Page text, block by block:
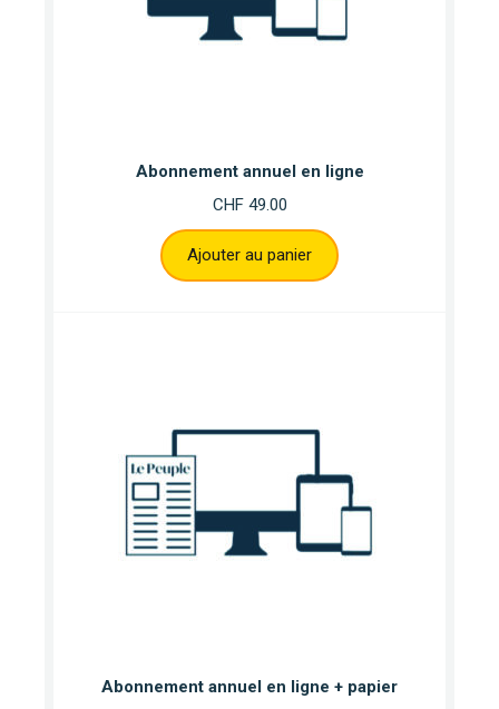
Abonnement annuel en ligne
CHF49.00
Ajouter au panier
Abonnement annuel en ligne + papier